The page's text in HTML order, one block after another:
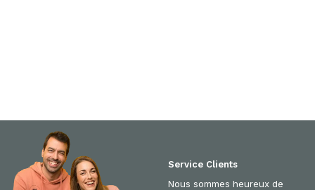
Service Clients
Nous sommes heureux de